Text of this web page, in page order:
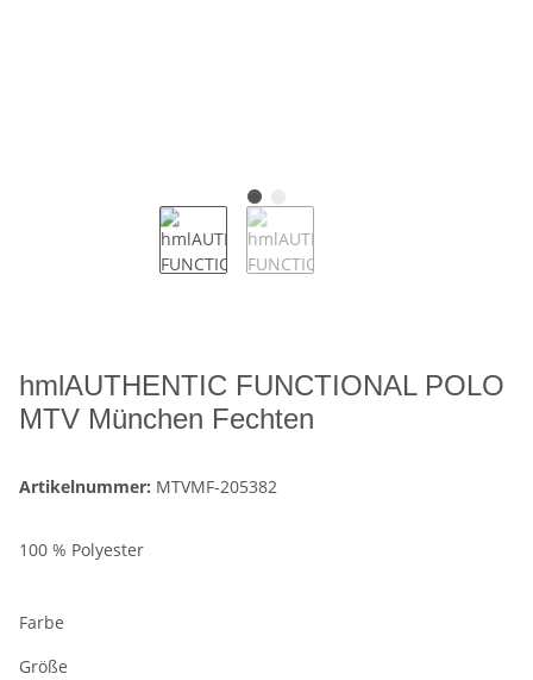
hmlAUTHENTIC FUNCTIONAL POLO
MTV München Fechten
Artikelnummer: MTVMF-205382
100 % Polyester
Farbe
Größe